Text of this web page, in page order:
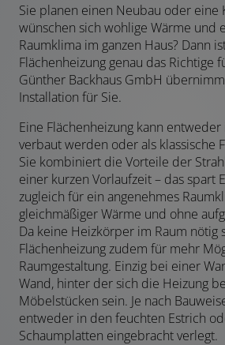
Sie planen einen Neubau oder eine
wünschen sich wohlige Wärme und
Raumklima im ganzen Haus? Dann
Flächenheizung genau das Richtige
Günther Backhaus GmbH
Installation für Sie.
Eine Flächenheizung kann
verbaut werden oder als klassische
Sie kombiniert die Vorteile der
einer kurzen Vorlaufzeit – das spart
zugleich für ein angenehmes
gleichmäßiger Wärme und ohne
Da keine Heizkörper im Raum nötig
Flächenheizung zudem für mehr
Raumgestaltung. Einzig bei einer
Wand, hinter der sich die Heizung
Möbelstücken sein. Je nach
entweder in den feuchten Estrich
Schaumplatten eingebracht verlegt.